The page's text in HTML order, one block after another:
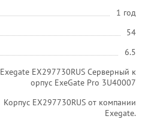
1 год
54
6.5
Exegate EX297730RUS Серверный к
орпус ExeGate Pro 3U40007
Корпус EX297730RUS от компании
Exegate.